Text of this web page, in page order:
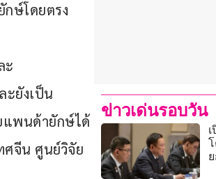
ษ์โดยตรง
ะ
ะยังเป็น
แพนด้ายักษ์ได้
ศจีน ศูนย์วิจัย
ข่าวเด่นรอบวัน